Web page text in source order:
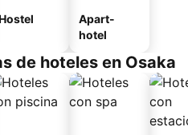
Apart-
hotel
de hoteles en Osaka